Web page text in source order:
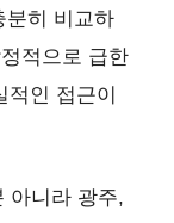
분히 비교하
적으로 급한
인 접근이
아니라 광주,